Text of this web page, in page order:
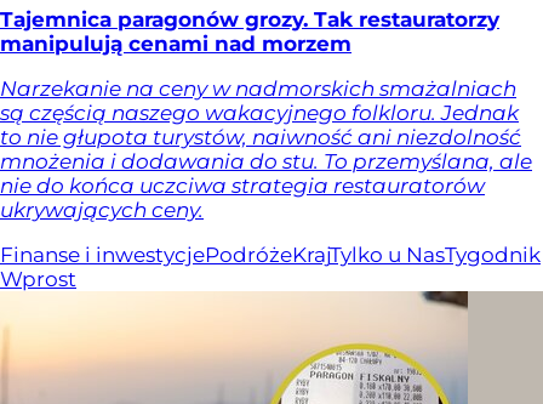
Tajemnica paragonów grozy. Tak restauratorzy
manipulują cenami nad morzem
Narzekanie na ceny w nadmorskich smażalniach
są częścią naszego wakacyjnego folkloru. Jednak
to nie głupota turystów, naiwność ani niezdolność
mnożenia i dodawania do stu. To przemyślana, ale
nie do końca uczciwa strategia restauratorów
ukrywających ceny.
Finanse i inwestycjePodróżeKrajTylko u NasTygodnik
Wprost